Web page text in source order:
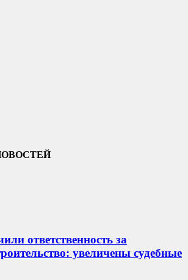
ответственность за
увеличены судебные